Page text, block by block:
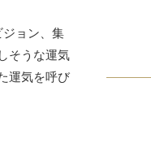
ョン、集
そうな運気
運気を呼び